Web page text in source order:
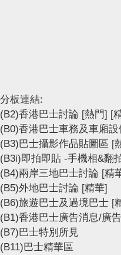
分板連結:
(B2)香港巴士討論 [熱門] [
(B0)香港巴士車務及車廂設
(B3)巴士攝影作品貼圖區 [
(B3i)即拍即貼 -手機相&翻
(B4)兩岸三地巴士討論 [精
(B5)外地巴士討論 [精華]
(B6)旅遊巴士及過境巴士 [
(B1)香港巴士廣告消息/廣
(B7)巴士特別所見
(B11)巴士精華區